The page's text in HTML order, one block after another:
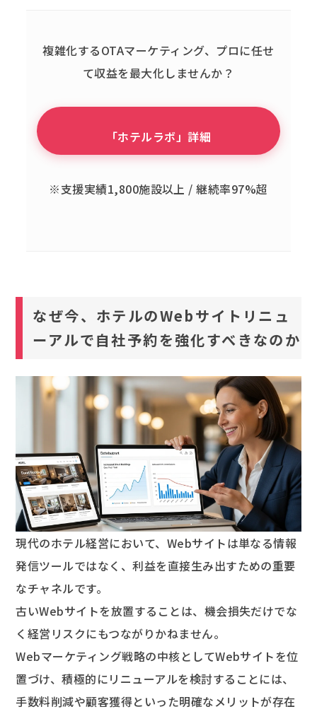
複雑化するOTAマーケティング、 プロに任せ
て収益を最大化しませんか？
「ホテルラボ」詳細
※支援実績1,800施設以上 / 継続率97%超
なぜ今、ホテルのWebサイトリニュ
ーアルで自社予約を強化すべきなのか
現代のホテル経営において、Webサイトは単なる情報
発信ツールではなく、利益を直接生み出すための重要
なチャネルです。
古いWebサイトを放置することは、機会損失だけでな
く経営リスクにもつながりかねません。
Webマーケティング戦略の中核としてWebサイトを位
置づけ、積極的にリニューアルを検討することには、
手数料削減や顧客獲得といった明確なメリットが存在